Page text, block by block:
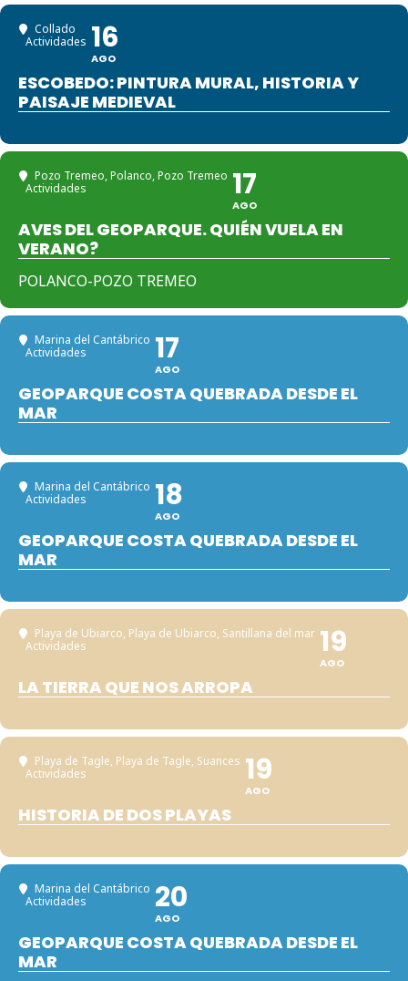
Collado
Actividades 16
AGO
ESCOBEDO: PINTURA MURAL, HISTORIA Y
PAISAJE MEDIEVAL
Pozo Tremeo, Polanco, Pozo Tremeo
Actividades
17
AGO
AVES DEL GEOPARQUE. QUIÉN VUELA EN
VERANO?
POLANCO-POZO TREMEO
Marina del Cantábrico
Actividades
17
AGO
GEOPARQUE COSTA QUEBRADA DESDE EL
MAR
Marina del Cantábrico
Actividades
18
AGO
GEOPARQUE COSTA QUEBRADA DESDE EL
MAR
Playa de Ubiarco, Playa de Ubiarco, Santillana del mar
Actividades
19
AGO
LA TIERRA QUE NOS ARROPA
Playa de Tagle, Playa de Tagle, Suances
Actividades
19
AGO
HISTORIA DE DOS PLAYAS
Marina del Cantábrico
Actividades
20
AGO
GEOPARQUE COSTA QUEBRADA DESDE EL
MAR